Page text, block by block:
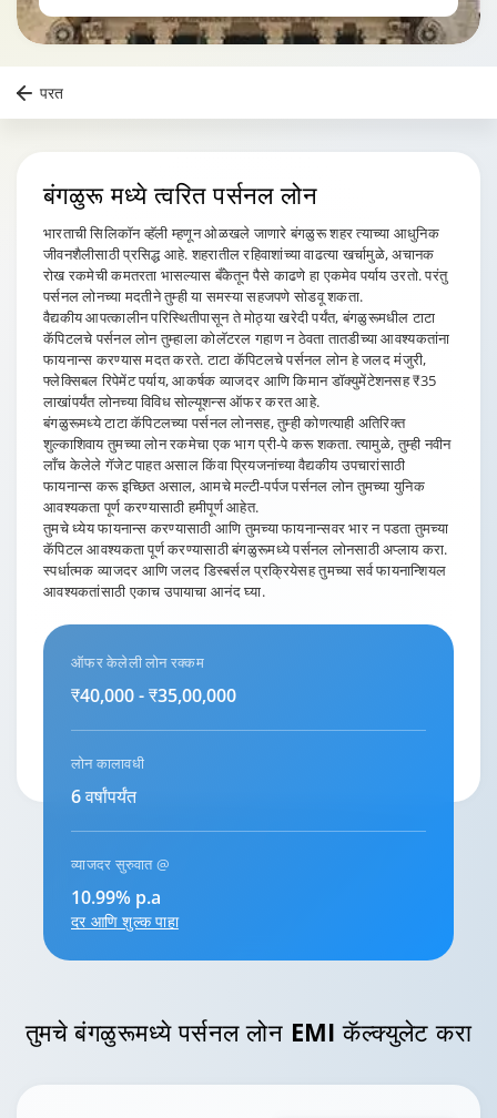
परत
बंगळुरूमध्ये त्वरित पर्सनल लोन
भारताची सिलिकॉन व्हॅली म्हणून ओळखले जाणारे बंगळुरू शहर त्याच्या आधुनिक
जीवनशैलीसाठी प्रसिद्ध आहे. शहरातील रहिवाशांच्या वाढत्या खर्चामुळे, अचानक
रोख रकमेची कमतरता भासल्यास बँकेतून पैसे काढणे हा एकमेव पर्याय उरतो. परंतु
पर्सनल लोनच्या मदतीने तुम्ही या समस्या सहजपणे सोडवू शकता.
वैद्यकीय आपत्कालीन परिस्थितीपासून ते मोठ्या खरेदी पर्यंत, बंगळुरूमधील टाटा
कॅपिटलचे पर्सनल लोन तुम्हाला कोलॅटरल गहाण न ठेवता तातडीच्या आवश्यकतांना
फायनान्स करण्यास मदत करते. टाटा कॅपिटलचे पर्सनल लोन हे जलद मंजुरी,
फ्लेक्सिबल रिपेमेंट पर्याय, आकर्षक व्याजदर आणि किमान डॉक्युमेंटेशनसह ₹35
लाखांपर्यंत लोनच्या विविध सोल्यूशन्स ऑफर करत आहे.
बंगळुरूमध्ये टाटा कॅपिटलच्या पर्सनल लोनसह, तुम्ही कोणत्याही अतिरिक्त
शुल्काशिवाय तुमच्या लोन रकमेचा एक भाग प्री-पे करू शकता. त्यामुळे, तुम्ही नवीन
लाँच केलेले गॅजेट पाहत असाल किंवा प्रियजनांच्या वैद्यकीय उपचारांसाठी
फायनान्स करू इच्छित असाल, आमचे मल्टी-पर्पज पर्सनल लोन तुमच्या युनिक
आवश्यकता पूर्ण करण्यासाठी हमीपूर्ण आहेत.
तुमचे ध्येय फायनान्स करण्यासाठी आणि तुमच्या फायनान्सवर भार न पडता तुमच्या
कॅपिटल आवश्यकता पूर्ण करण्यासाठी बंगळुरूमध्ये पर्सनल लोनसाठी अप्लाय करा.
स्पर्धात्मक व्याजदर आणि जलद डिस्बर्सल प्रक्रियेसह तुमच्या सर्व फायनान्शियल
आवश्यकतांसाठी एकाच उपायाचा आनंद घ्या.
ऑफर केलेली लोन रक्कम
₹40,000 - ₹35,00,000
लोन कालावधी
6 वर्षांपर्यंत
व्याजदर सुरुवात @
10.99% p.a
दर आणि शुल्क पाहा
तुमचेबंगळुरूमध्ये पर्सनल लोन EMI कॅल्क्युलेट करा